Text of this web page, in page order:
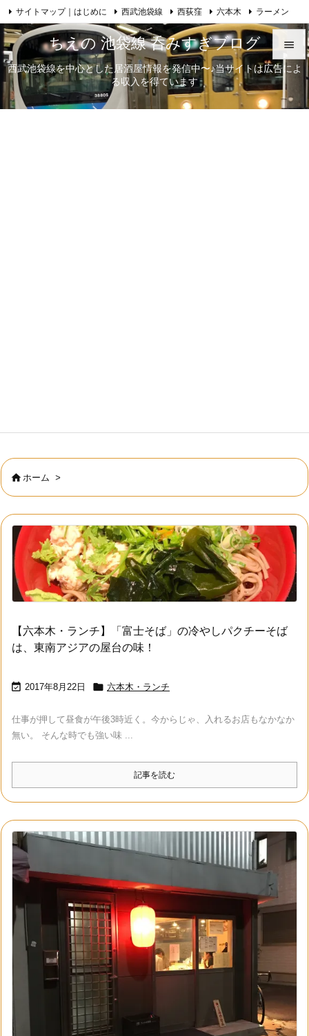
ちえの 池袋線 呑みすぎブログ
西武池袋線を中心とした居酒屋情報を発信中〜♪当サイトは広告によ
る収入を得ています


メニュ

サイトマップ｜はじめに 西武池袋線 西荻窪 六本木 ラーメン
日本酒 歌舞伎 自己紹介 RSS Feedly
ホーム >
【六本木・ランチ】「富士そば」の冷やしパクチーそば
は、東南アジアの屋台の味！
 2017年8月22日  六本木・ランチ
仕事が押して昼食が午後3時近く。今からじゃ、入れるお店もなかなか
無い。 そんな時でも強い味 ...
記事を読む